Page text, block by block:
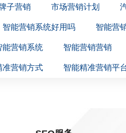
子营销 市场营销计划
智能营销系统好用吗 智能营
能营销系统 智能营销营销
准营销方式 智能精准营销平